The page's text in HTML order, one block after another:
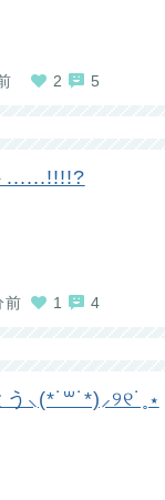
2 5
......!!!!?
前 1 4
⸜(*˙꒳˙*)⸝୨୧˙˳⋆